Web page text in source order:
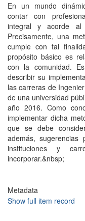
En un mundo
contar con
integral y acorde
Precisamente, una
cumple con tal
propósito básico es
con la comunidad.
describir su
las carreras de
de una universidad
año 2016. Como
implementar dicha
que se debe
además, sugerencias
instituciones y
incorporar.&nbsp;
Metadata
Show full item record